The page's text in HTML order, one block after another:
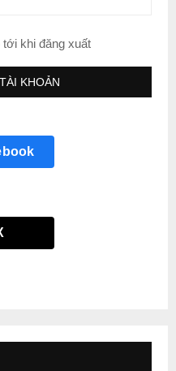
khi đăng xuất